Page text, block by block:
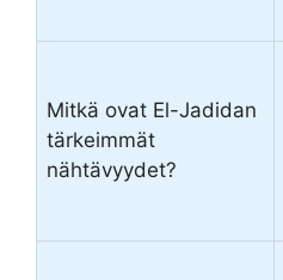
Mitkä ovat El-Jadidan
tärkeimmät
nähtävyydet?